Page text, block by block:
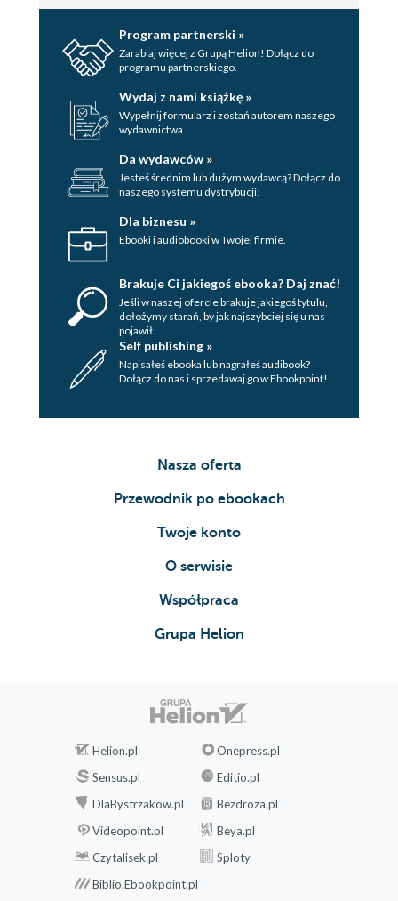
Program partnerski »
Zarabiaj więcej z Grupą Helion! Dołącz do
programu partnerskiego.
Wydaj z nami książkę »
Wypełnij formularz i zostań autorem naszego
wydawnictwa.
Da wydawców »
Jesteś średnim lub dużym wydawcą? Dołącz do
naszego systemu dystrybucji!
Dla biznesu »
Ebooki i audiobooki w Twojej firmie.
Brakuje Ci jakiegoś ebooka? Daj znać!
Jeśli w naszej ofercie brakuje jakiegoś tytulu,
dołożymy starań, by jak najszybciej się u nas
pojawił.
Self publishing »
Napisałeś ebooka lub nagrałeś audibook?
Dołącz do nas i sprzedawaj go w Ebookpoint!
Nasza oferta
Przewodnik po ebookach
Twoje konto
O serwisie
Współpraca
Grupa Helion
Helion.pl
Onepress.pl
Sensus.pl
Editio.pl
DlaBystrzakow.pl
Bezdroza.pl
Videopoint.pl
Beya.pl
Czytalisek.pl
Sploty
Biblio.Ebookpoint.pl